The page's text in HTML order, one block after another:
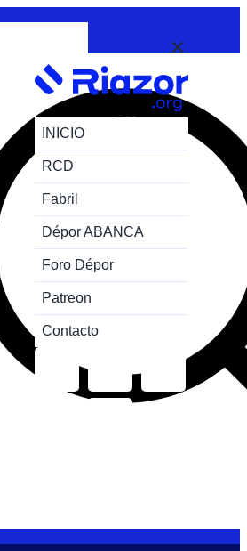
INICIO
RCD
Fabril
Dépor ABANCA
Foro Dépor
Patreon
Contacto